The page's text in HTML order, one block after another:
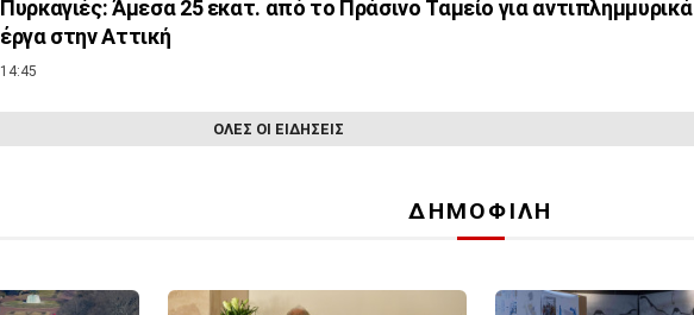
Πυρκαγιές: Άμεσα 25 εκατ. από το Πράσινο Ταμείο για αντιπλημμυρικά
έργα στην Αττική
14:45
ΟΛΕΣ ΟΙ ΕΙΔΗΣΕΙΣ
ΔΗΜΟΦΙΛΗ